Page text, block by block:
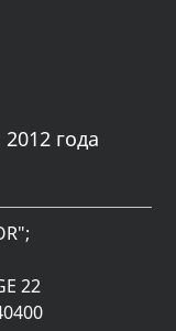
года
22